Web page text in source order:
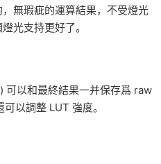
無瑕疵的運算結果，不受燈光
光支持更好了。
可以和最終結果一并保存爲 raw
以調整 LUT 強度。